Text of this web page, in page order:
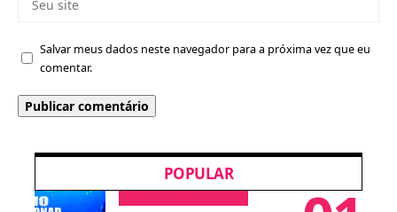
Salvar meus dados neste navegador para a próxima vez que eu
comentar.
POPULAR